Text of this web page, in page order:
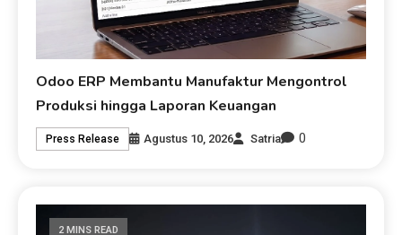
Odoo ERP Membantu Manufaktur Mengontrol
Produksi hingga Laporan Keuangan
Press Release Agustus 10, 2026 Satria 0
2 MINS READ